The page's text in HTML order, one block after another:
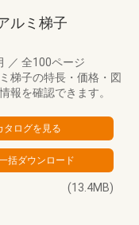
ルミ梯子
／ 全100ページ
梯子の特長・価格・図
報を確認できます。
(13.4MB)